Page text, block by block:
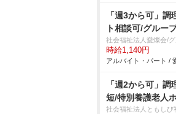
「週3から可」
ト相談可/グルー
社会福祉法人愛燦会/
時給1,140円
アルバイト・パート /
「週2から可」
短/特別養護老人
社会福祉法人ともしび